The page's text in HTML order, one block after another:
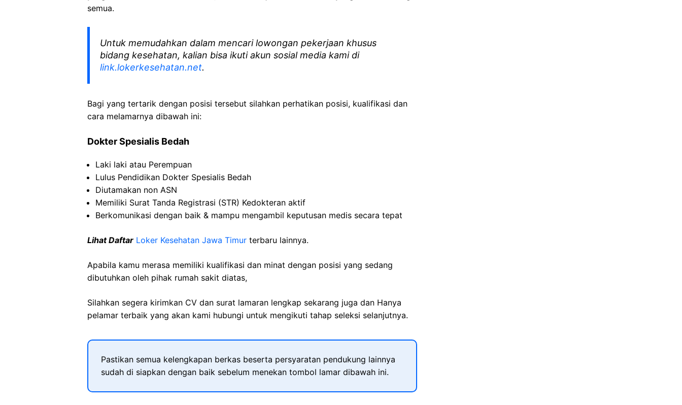
semua.
Untuk memudahkan dalam mencari lowongan pekerjaan khusus
bidang kesehatan, kalian bisa ikuti akun sosial media kami di
link.lokerkesehatan.net.
Bagi yang tertarik dengan posisi tersebut silahkan perhatikan posisi, kualifikasi dan
cara melamarnya dibawah ini:
Dokter Spesialis Bedah
Laki laki atau Perempuan
Lulus Pendidikan Dokter Spesialis Bedah
Diutamakan non ASN
Memiliki Surat Tanda Registrasi (STR) Kedokteran aktif
Berkomunikasi dengan baik & mampu mengambil keputusan medis secara tepat
Lihat Daftar Loker Kesehatan Jawa Timur terbaru lainnya.
Apabila kamu merasa memiliki kualifikasi dan minat dengan posisi yang sedang
dibutuhkan oleh pihak rumah sakit diatas,
Silahkan segera kirimkan CV dan surat lamaran lengkap sekarang juga dan Hanya
pelamar terbaik yang akan kami hubungi untuk mengikuti tahap seleksi selanjutnya.
Pastikan semua kelengkapan berkas beserta persyaratan pendukung lainnya
sudah di siapkan dengan baik sebelum menekan tombol lamar dibawah ini.